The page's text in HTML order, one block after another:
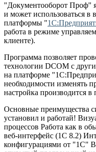
"Документооборот Проф"
и может использоваться в
платформы "
работа в режиме
клиенте).
Программа позволяет
технологии DCOM с
на платформе
необходимости изменять
настройка производится в
Основные преимущества
установил и работай!
процессов Работа как в
веб-интерфейс (1С 8.2)
конфигурациями от "1С"